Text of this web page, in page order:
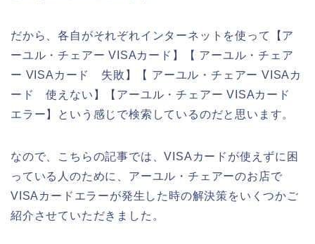
だから、各自がそれぞれインターネットを使って【ア
ーユル・チェアー VISAカード】【 アーユル・チェア
ー VISAカード 失敗】【 アーユル・チェアー VISAカ
ード 使えない】【アーユル・チェアー VISAカード
エラー】という感じで検索しているのだと思います。
なので、こちらの記事では、VISAカードが使えずに困
っている人のために、アーユル・チェアーのお店で
VISAカードエラーが発生した時の解決策をいくつかご
紹介させていただきました。